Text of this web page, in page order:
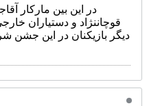
در این بین مارکار
قوچاننژاد و دستیاران
دیگر بازیکنان در این جشن